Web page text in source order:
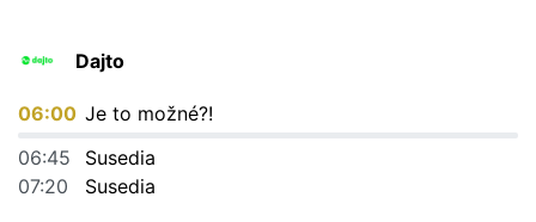
Dajto
06:00 Je to možné?!
06:45
Susedia
07:20
Susedia